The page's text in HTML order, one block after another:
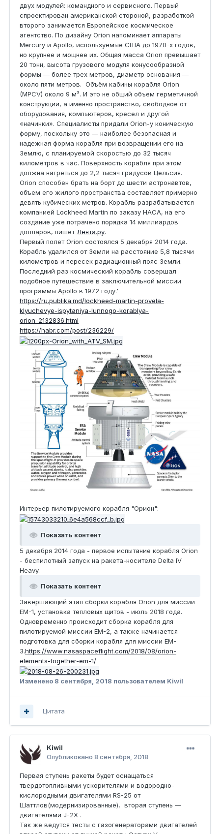
двух модулей: командного и сервисного. Первый
спроектирован американской стороной, разработкой
второго занимается Европейское космическое
агентство. По дизайну Orion напоминает аппараты
Mercury и Apollo, используемые США до 1970-х годов,
но крупнее и мощнее их. Общая масса Orion превышает
20 тонн, высота грузового модуля конусообразной
формы — более трех метров, диаметр основания —
около пяти метров. Объём кабины корабля Orion
(MPCV) около 9 м³. И это не общий объем герметичной
конструкции, а именно пространство, свободное от
оборудования, компьютеров, кресел и другой
«начинки». Специалисты придали Orion-у коническую
форму, поскольку это — наиболее безопасная и
надежная форма корабля при возвращении его на
Землю, с планируемой скоростью до 32 тысяч
километров в час. Поверхность корабля при этом
должна нагреться до 2,2 тысяч градусов Цельсия.
Orion способен брать на борт до шести астронавтов,
объем его жилого пространства составляет примерно
девять кубических метров. Корабль разрабатывается
компанией Lockheed Martin по заказу НАСА, на его
создание уже потрачено порядка 14 миллиардов
долларов, пишет Лента.ру.
Первый полет Orion состоялся 5 декабря 2014 года.
Корабль удалился от Земли на расстояние 5,8 тысячи
километров и пересек радиационный пояс Земли.
Последний раз космический корабль совершал
подобное путешествие в заключительной миссии
программы Apollo в 1972 году.'
https://ru.publika.md/lockheed-martin-provela-
klyuchevye-ispytaniya-lunnogo-korablya-
orion_2132836.html
https://habr.com/post/236229/
Интерьер пилотируемого корабля "Орион":
Показать контент
5 декабря 2014 года - первое испытание корабля Orion
- беспилотный запуск на ракета-носителе Delta IV
Heavy.
Показать контент
Завершающий этап сборки корабля Orion для миссии
EM-1, установка тепловых щитов - июль 2018 года.
Одновременно происходит сборка корабля для
пилотируемой миссии EM-2, а также начинается
подготовка для сборки корабля для миссии EM-
3.https://www.nasaspaceflight.com/2018/08/orion-
elements-together-em-1/
Изменено 8 сентября, 2018 пользователем Kiwil
Цитата
Kiwil
Опубликовано 8 сентября, 2018
Первая ступень ракеты будет оснащаться
твердотопливными ускорителями и водородно-
кислородными двигателями RS-25 от
Шаттлов(модернизированные), вторая ступень —
двигателями J-2X .
Так же ведутся тесты с газогенераторами двигателей